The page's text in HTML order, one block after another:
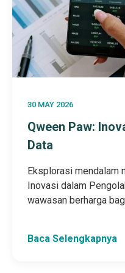
30 MAY 2026
Qween Paw:
Data
Eksplorasi mendalam
Inovasi dalam
wawasan berharga
Baca Selengkapnya